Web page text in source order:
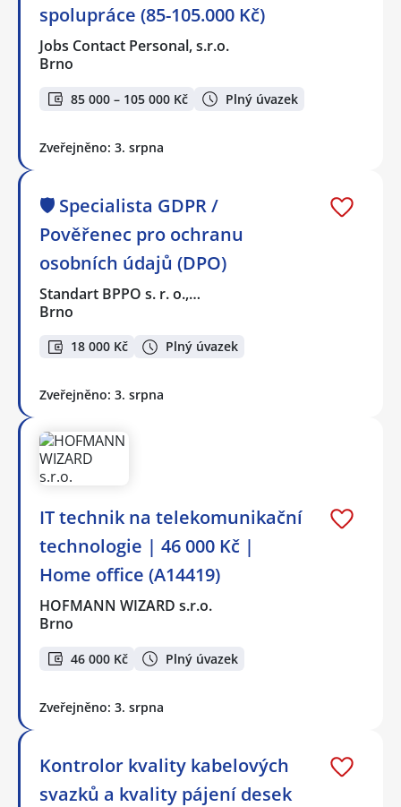
spolupráce (85-105.000 Kč)
Jobs Contact Personal, s.r.o.
Brno
85 000 – 105 000 Kč Plný úvazek
Zveřejněno: 3. srpna
🛡️ Specialista GDPR /
Pověřenec pro ochranu
osobních údajů (DPO)
Standart BPPO s. r. o.,…
Brno
18 000 Kč Plný úvazek
Zveřejněno: 3. srpna
IT technik na telekomunikační
technologie | 46 000 Kč |
Home office (A14419)
HOFMANN WIZARD s.r.o.
Brno
46 000 Kč Plný úvazek
Zveřejněno: 3. srpna
Kontrolor kvality kabelových
svazků a kvality pájení desek